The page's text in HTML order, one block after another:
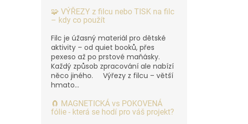
🧩 VÝŘEZY z filcu nebo TISK na filc
– kdy co použít
Filc je úžasný materiál pro dětské
aktivity – od quiet booků, přes
pexeso až po prstové maňásky.
Každý způsob zpracování ale nabízí
něco jiného. Výřezy z filcu – větší
hmato...
🧲 MAGNETICKÁ vs POKOVENÁ
fólie - která se hodí pro váš projekt?